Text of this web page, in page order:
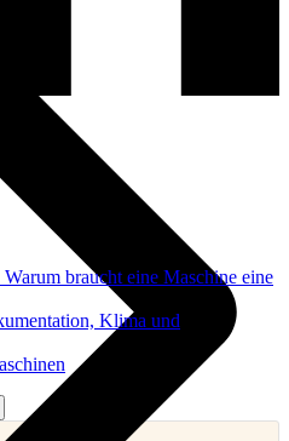
braucht eine Maschine eine
Klima und